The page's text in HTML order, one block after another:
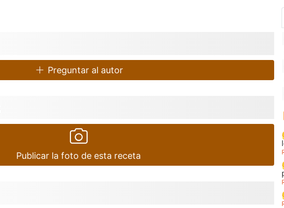
Preguntar al autor
Publicar la foto de esta receta